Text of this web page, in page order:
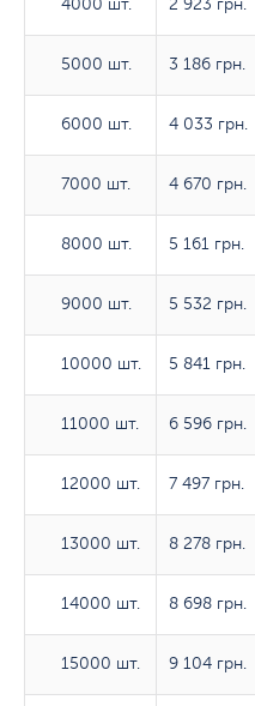
4000 шт.
5000 шт.
6000 шт.
7000 шт.
8000 шт.
9000 шт.
10000 шт.
11000 шт.
12000 шт.
13000 шт.
14000 шт.
15000 шт.
4000 шт. 2 923 грн.
5000 шт. 3 186 грн.
6000 шт. 4 033 грн.
7000 шт. 4 670 грн.
8000 шт. 5 161 грн.
9000 шт. 5 532 грн.
10000 шт. 5 841 грн.
11000 шт. 6 596 грн.
12000 шт. 7 497 грн.
13000 шт. 8 278 грн.
14000 шт. 8 698 грн.
15000 шт. 9 104 грн.